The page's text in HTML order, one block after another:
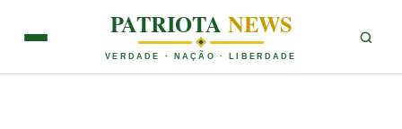
PATRIOTANEWS
VERDADE · NAÇÃO · LIBERDADE